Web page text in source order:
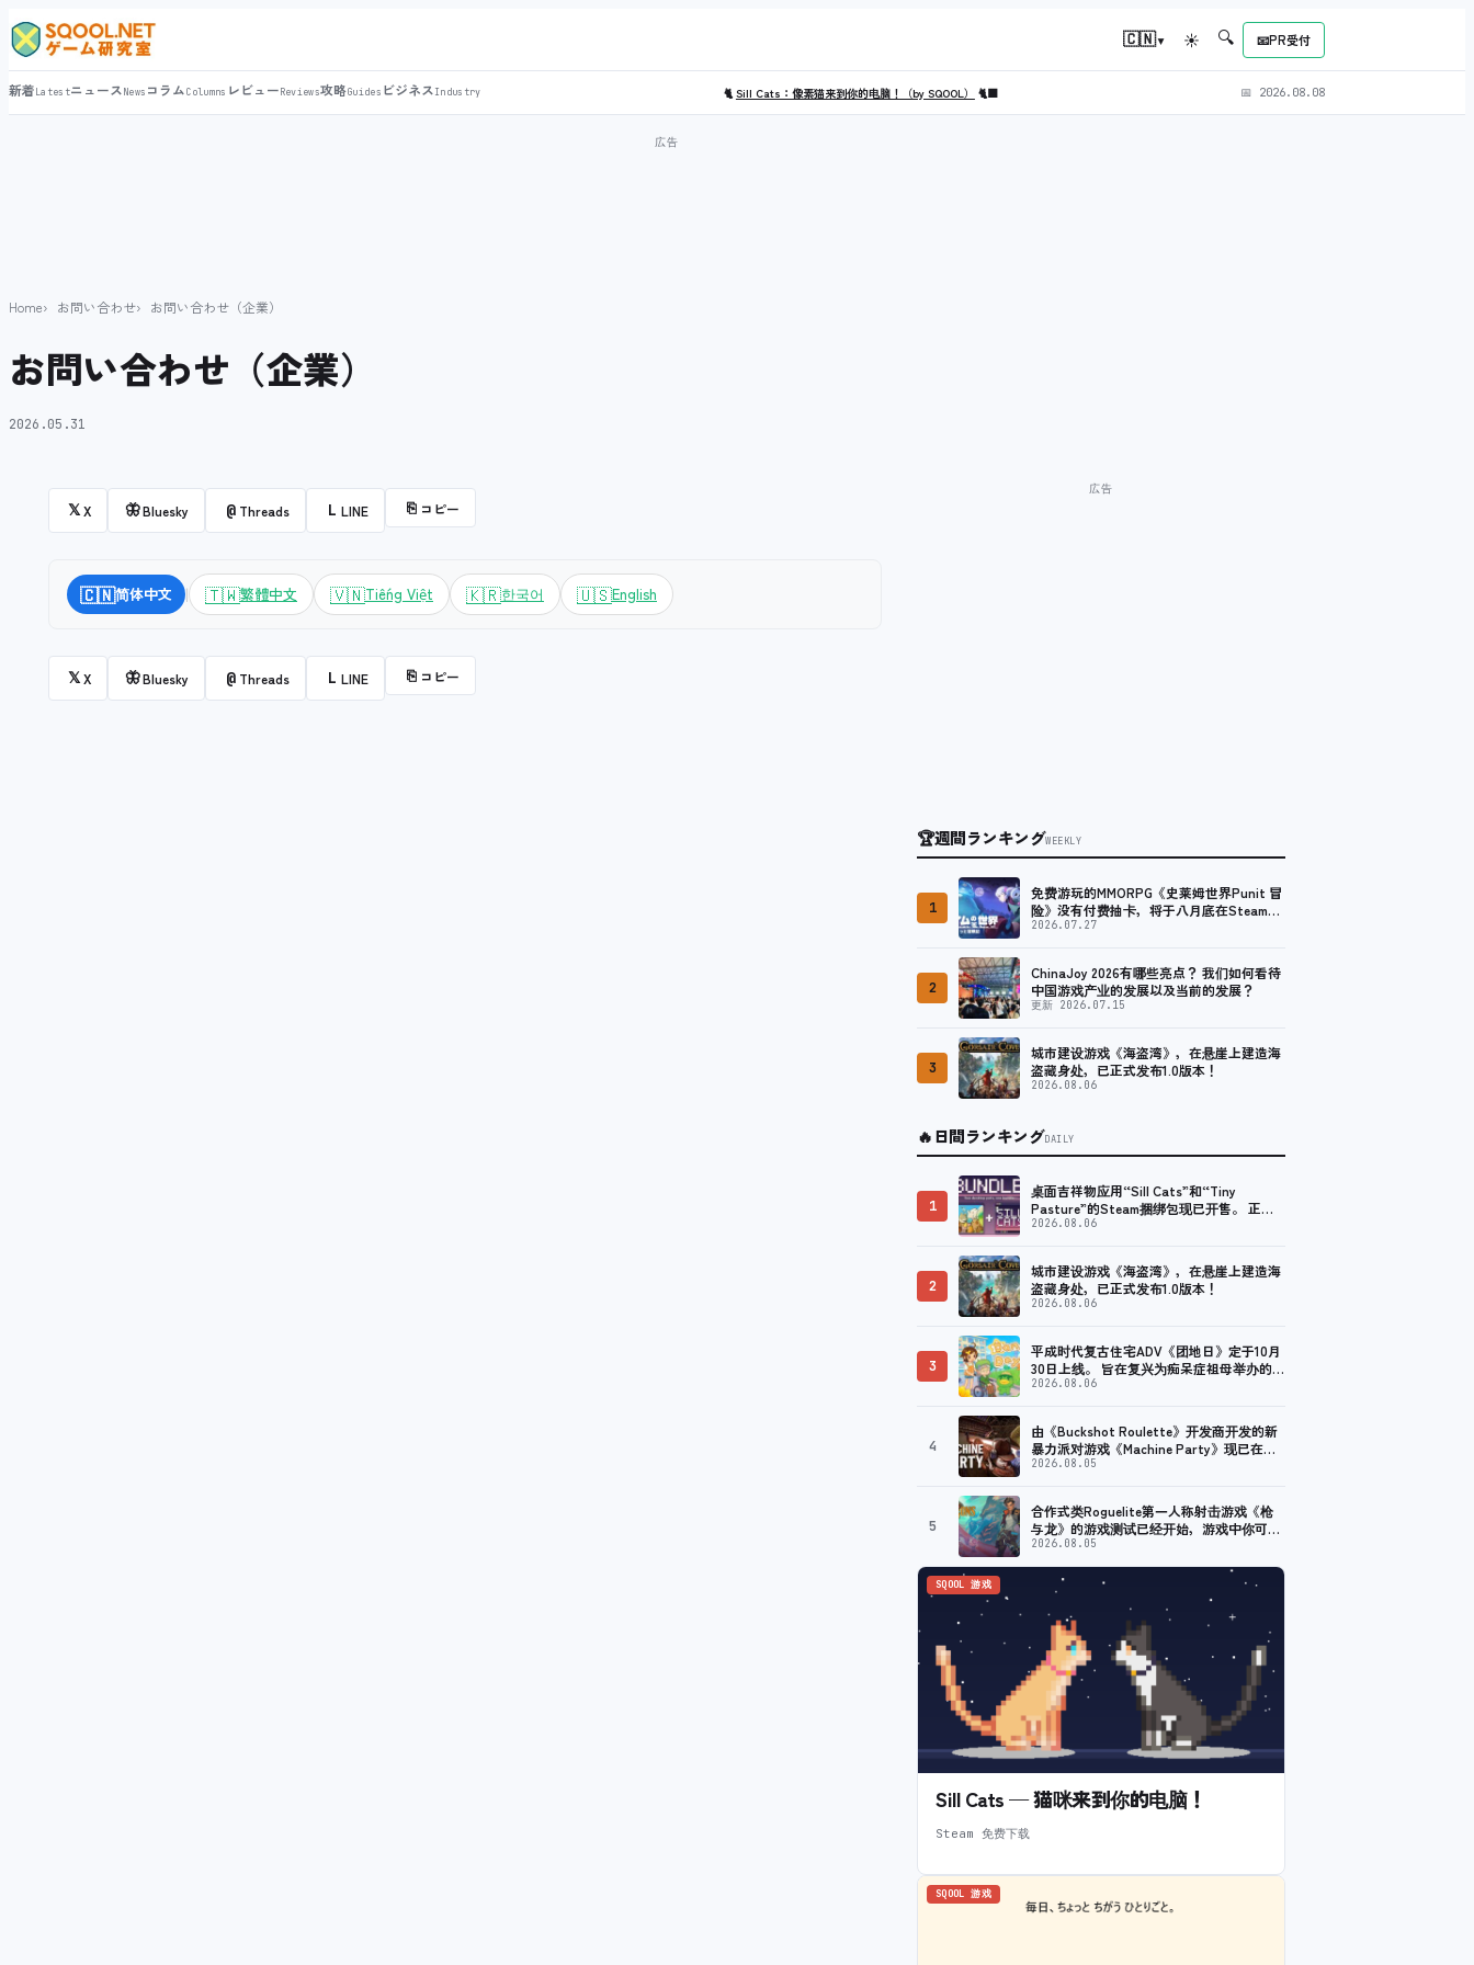
🇨🇳▾ ☀ 🔍 📧PR受付
新着LatestニュースNews コラムColumns レビューReviews攻略Guides ビジネスIndustry 🐈Sill Cats：像素猫来到你的电脑！（by SQOOL） 🐈‍⬛ 📅 2026.08.08
Home お問い合わせ お問い合わせ（企業）
お問い合わせ（企業）
2026.05.31
𝕏X 🦋Bluesky @ Threads L LINE ⎘ コピー
🇨🇳简体中文 | 🇹🇼繁體中文 🇻🇳Tiếng Việt 🇰🇷한국어 🇺🇸English
𝕏X 🦋Bluesky @ Threads L LINE ⎘ コピー
🏆週間ランキングWEEKLY
1
免费游玩的MMORPG《史莱姆世界Punit 冒
险》没有付费抽卡，将于八月底在Steam上
发布免费试玩版。
2026.07.27
2
ChinaJoy 2026有哪些亮点？ 我们如何看待
中国游戏产业的发展以及当前的发展？
更新 2026.07.15
3
城市建设游戏《海盗湾》，在悬崖上建造海
盗藏身处，已正式发布1.0版本！
2026.08.06
🔥日間ランキングDAILY
1
桌面吉祥物应用“Sill Cats”和“Tiny
Pasture”的Steam捆绑包现已开售。 正常
价九折
2026.08.06
2
城市建设游戏《海盗湾》，在悬崖上建造海
盗藏身处，已正式发布1.0版本！
2026.08.06
3
平成时代复古住宅ADV《团地日》定于10月
30日上线。 旨在复兴为痴呆症祖母举办的夏
季节日
2026.08.06
4
由《Buckshot Roulette》开发商开发的新
暴力派对游戏《Machine Party》现已在
Steam上线。
2026.08.05
5
合作式类Roguelite第一人称射击游戏《枪
与龙》的游戏测试已经开始，游戏中你可以
制作魔法武器并进行战斗。 计划于2026年
提前体验
2026.08.05
SQOOL 游戏
Sill Cats — 猫咪来到你的电脑！
Steam 免费下载
SQOOL 游戏